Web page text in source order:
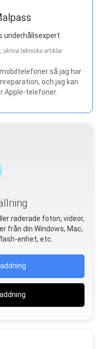
underhållsexpert
skriva tekniska artiklar
så jag har
och jag kan
Apple-telefoner.
raderade foton, videor,
från din Windows, Mac,
enhet, etc.